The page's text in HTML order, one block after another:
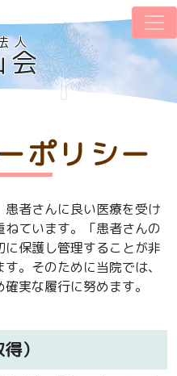
人
会
ポリシー
者さんに良い医療を受け
ています。「患者さんの
保護し管理することが非
。そのために当院では、
実な履行に努めます。
）